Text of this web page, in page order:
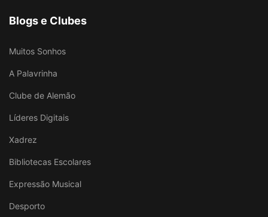
Blogs e Clubes
Muitos Sonhos
A Palavrinha
Clube de Alemão
Líderes Digitais
Xadrez
Bibliotecas Escolares
Expressão Musical
Desporto